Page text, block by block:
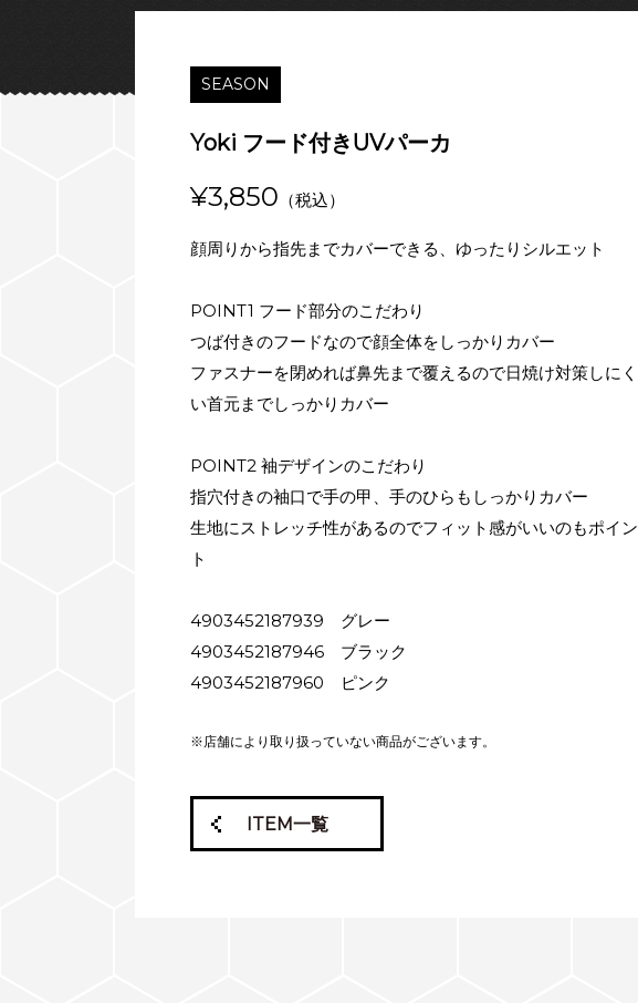
SEASON
Yoki フード付きUVパーカ
¥3,850 （税込）
顔周りから指先までカバーできる、ゆったりシルエット
POINT1 フード部分のこだわり
つば付きのフードなので顔全体をしっかりカバー
ファスナーを閉めれば鼻先まで覆えるので日焼け対策しにく
い首元までしっかりカバー
POINT2 袖デザインのこだわり
指穴付きの袖口で手の甲、手のひらもしっかりカバー
生地にストレッチ性があるのでフィット感がいいのもポイン
ト
4903452187939 グレー
4903452187946 ブラック
4903452187960 ピンク
※店舗により取り扱っていない商品がございます。
ITEM一覧